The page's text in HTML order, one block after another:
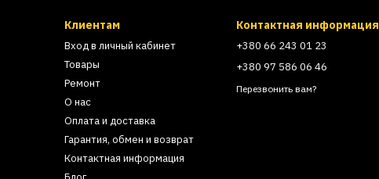
Клиентам
Вход в личный кабинет
Товары
Ремонт
О нас
Оплата и доставка
Гарантия, обмен и возврат
Контактная информация
Контактная информация
+380 66 243 01 23
+380 97 586 06 46
Перезвонить вам?